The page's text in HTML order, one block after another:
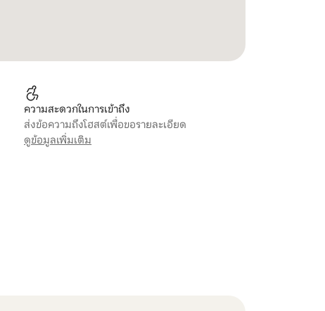
ความสะดวกในการเข้าถึง
ส่งข้อความถึงโฮสต์เพื่อขอรายละเอียด
ดูข้อมูลเพิ่มเติม